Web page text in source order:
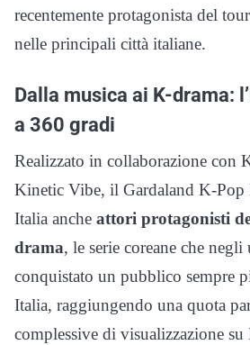
recentemente protagonista del
nelle principali città italiane.
Dalla musica ai K-drama:
a 360 gradi
Realizzato in collaborazione con
Kinetic Vibe, il Gardaland K-Pop
Italia anche attori protagonisti
drama, le serie coreane che
conquistato un pubblico sempre
Italia, raggiungendo una quota
complessive di visualizzazione